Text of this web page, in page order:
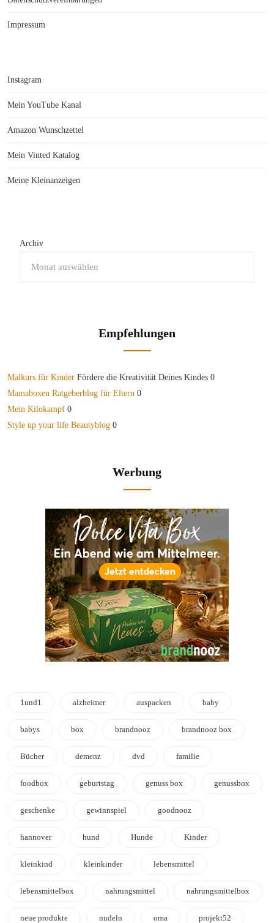
Impressum
Instagram
Mein YouTube Kanal
Amazon Wunschzettel
Mein Vinted Katalog
Meine Kleinanzeigen
Archiv
Empfehlungen
Malkurs für Kinder Fördere die Kreativität Deines Kindes 0
Mamaboxen Ratgeberblog für Eltern 0
Mein Kilokampf 0
Style up your life Beautyblog 0
Werbung
1und1 alzheimer auspacken baby
babys box brandnooz brandnooz box
Bücher demenz dvd familie
foodbox geburtstag genuss box genussbox
geschenke gewinnspiel goodnooz
hannover hund Hunde Kinder
kleinkind kleinkinder lebensmittel
lebensmittelbox nahrungsmittel nahrungsmittelbox
neue produkte nudeln oma projekt52